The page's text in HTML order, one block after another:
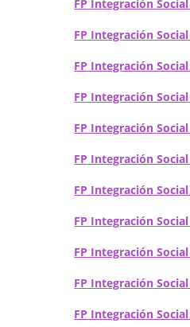
FP Integración
FP Integración
FP Integración
FP Integración
FP Integración
FP Integración
FP Integración
FP Integración
FP Integración
FP Integración
FP Integración